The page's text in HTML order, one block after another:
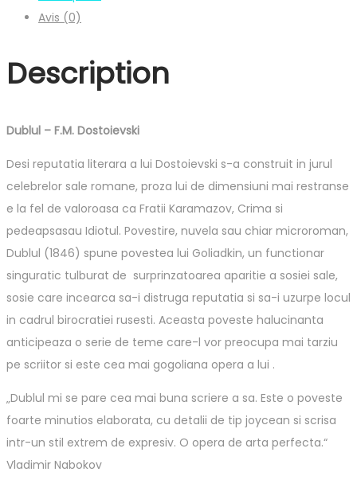
Avis (0)
Description
Dublul – F.M. Dostoievski
Desi reputatia literara a lui Dostoievski s-a construit in jurul
celebrelor sale romane, proza lui de dimensiuni mai restranse
e la fel de valoroasa ca Fratii Karamazov, Crima si
pedeapsasau Idiotul. Povestire, nuvela sau chiar microroman,
Dublul (1846) spune povestea lui Goliadkin, un functionar
singuratic tulburat de surprinzatoarea aparitie a sosiei sale,
sosie care incearca sa-i distruga reputatia si sa-i uzurpe locul
in cadrul birocratiei rusesti. Aceasta poveste halucinanta
anticipeaza o serie de teme care-l vor preocupa mai tarziu
pe scriitor si este cea mai gogoliana opera a lui .
„Dublul mi se pare cea mai buna scriere a sa. Este o poveste
foarte minutios elaborata, cu detalii de tip joycean si scrisa
intr-un stil extrem de expresiv. O opera de arta perfecta.“
Vladimir Nabokov